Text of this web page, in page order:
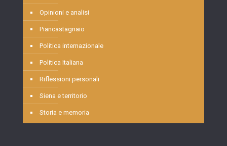
Opinioni e analisi
Piancastagnaio
Politica internazionale
Politica Italiana
Riflessioni personali
Siena e territorio
Storia e memoria